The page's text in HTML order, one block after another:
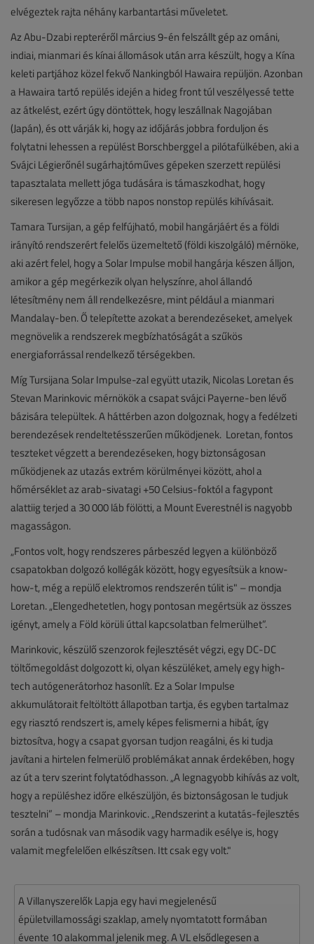
elvégeztek rajta néhány karbantartási műveletet.
Az Abu-Dzabi repteréről március 9-én felszállt gép az ománi,
indiai, mianmari és kínai állomások után arra készült, hogy a Kína
keleti partjához közel fekvő Nankingból Hawaira repüljön. Azonban
a Hawaira tartó repülés idején a hideg front túl veszélyessé tette
az átkelést, ezért úgy döntöttek, hogy leszállnak Nagojában
(Japán), és ott várják ki, hogy az időjárás jobbra forduljon és
folytatni lehessen a repülést Borschberggel a pilótafülkében, aki a
Svájci Légierőnél sugárhajtóműves gépeken szerzett repülési
tapasztalata mellett jóga tudására is támaszkodhat, hogy
sikeresen legyőzze a több napos nonstop repülés kihívásait.
Tamara Tursijan, a gép felfújható, mobil hangárjáért és a földi
irányító rendszerért felelős üzemeltető (földi kiszolgáló) mérnöke,
aki azért felel, hogy a Solar Impulse mobil hangárja készen álljon,
amikor a gép megérkezik olyan helyszínre, ahol állandó
létesítmény nem áll rendelkezésre, mint például a mianmari
Mandalay-ben. Ő telepítette azokat a berendezéseket, amelyek
megnövelik a rendszerek megbízhatóságát a szűkös
energiaforrással rendelkező térségekben.
Míg Tursijana Solar Impulse-zal együtt utazik, Nicolas Loretan és
Stevan Marinkovic mérnökök a csapat svájci Payerne-ben lévő
bázisára települtek. A háttérben azon dolgoznak, hogy a fedélzeti
berendezések rendeltetésszerűen működjenek. Loretan, fontos
teszteket végzett a berendezéseken, hogy biztonságosan
működjenek az utazás extrém körülményei között, ahol a
hőmérséklet az arab-sivatagi +50 Celsius-foktól a fagypont
alattiig terjed a 30 000 láb fölötti, a Mount Everestnél is nagyobb
magasságon.
„Fontos volt, hogy rendszeres párbeszéd legyen a különböző
csapatokban dolgozó kollégák között, hogy egyesítsük a know-
how-t, még a repülő elektromos rendszerén túlit is" – mondja
Loretan. „Elengedhetetlen, hogy pontosan megértsük az összes
igényt, amely a Föld körüli úttal kapcsolatban felmerülhet”.
Marinkovic, készülő szenzorok fejlesztését végzi, egy DC-DC
töltőmegoldást dolgozott ki, olyan készüléket, amely egy high-
tech autógenerátorhoz hasonlít. Ez a Solar Impulse
akkumulátorait feltöltött állapotban tartja, és egyben tartalmaz
egy riasztó rendszert is, amely képes felismerni a hibát, így
biztosítva, hogy a csapat gyorsan tudjon reagálni, és ki tudja
javítani a hirtelen felmerülő problémákat annak érdekében, hogy
az út a terv szerint folytatódhasson. „A legnagyobb kihívás az volt,
hogy a repüléshez időre elkészüljön, és biztonságosan le tudjuk
tesztelni” – mondja Marinkovic. „Rendszerint a kutatás-fejlesztés
során a tudósnak van második vagy harmadik esélye is, hogy
valamit megfelelően elkészítsen. Itt csak egy volt."
A Villanyszerelők Lapja egy havi megjelenésű
épületvillamossági szaklap, amely nyomtatott formában
évente 10 alakommal jelenik meg. A VL elsődlegesen a